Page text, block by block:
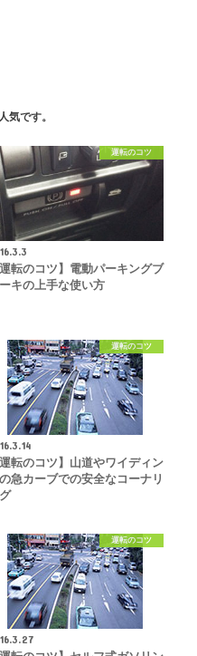
気です。
運転のコツ
運転のコツ】電動パーキングブ
キの上手な使い方
運転のコツ
運転のコツ】山道やワイディン
急カーブでの安全なコーナリ
運転のコツ